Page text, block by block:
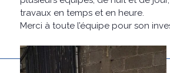
travaux en temps et en heure.
Merci à toute l’équipe pour son